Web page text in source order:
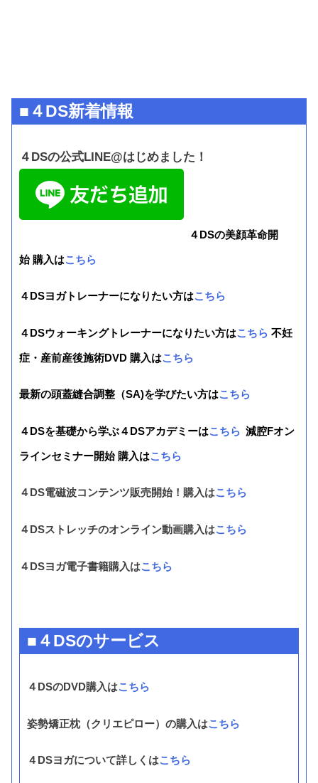
■４DS新着情報
４DSの公式LINE@はじめました！
４DSの美顔革命開
始 購入はこちら
４DSヨガトレーナーになりたい方はこちら
４DSウォーキングトレーナーになりたい方はこちら 不妊
症・産前産後施術DVD 購入はこちら
最新の頭蓋縫合調整（SA)を学びたい方はこちら
４DSを基礎から学ぶ４DSアカデミーはこちら 減腔Fオン
ラインセミナー開始 購入はこちら
４DS電磁波コンテンツ販売開始！購入はこちら
４DSストレッチのオンライン動画購入はこちら
４DSヨガ電子書籍購入はこちら
■４DSのサービス
４DSのDVD購入はこちら
姿勢矯正枕（クリエピロー）の購入はこちら
４DSヨガについて詳しくはこちら